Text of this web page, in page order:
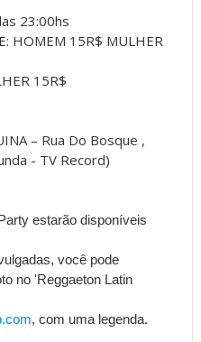
23:00hs
HOMEM 15R$ MULHER
15R$
– Rua Do Bosque ,
- TV Record)
estarão disponíveis
você pode
no 'Reggaeton Latin
, com uma legenda.